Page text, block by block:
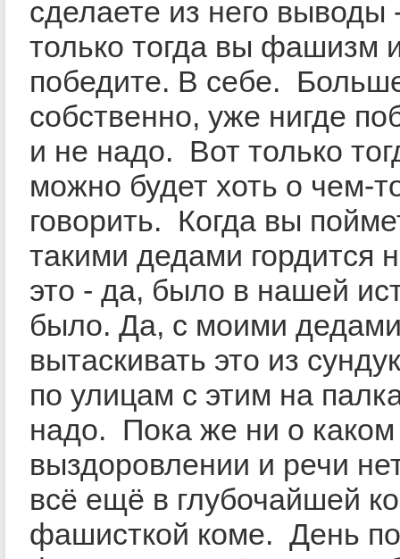
сделаете из него выводы
только тогда вы фашизм
победите. В себе.
собственно, уже нигде
и не надо. Вот только
можно будет хоть о чем-
говорить. Когда вы
такими дедами гордится
это - да, было в нашей
было. Да, с моими
вытаскивать это из
по улицам с этим на
надо. Пока же ни о каком
выздоровлении и речи
всё ещё в глубочайшей
фашисткой коме. День